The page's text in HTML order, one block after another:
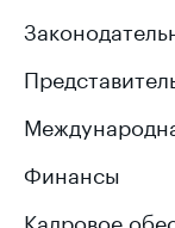
Финансы
Кадровое